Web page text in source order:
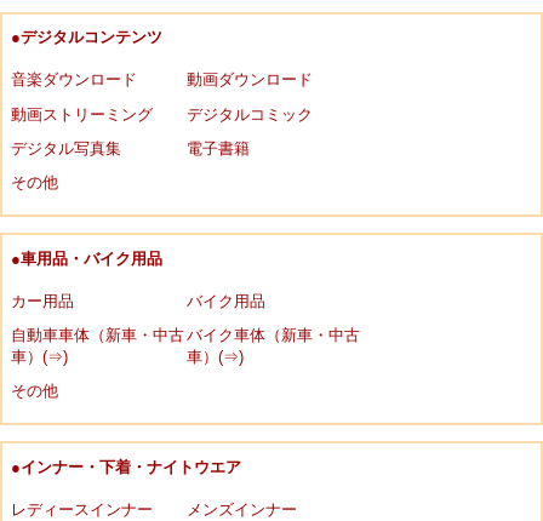
●デジタルコンテンツ
音楽ダウンロード
動画ダウンロード
動画ストリーミング
デジタルコミック
デジタル写真集
電子書籍
その他
●車用品・バイク用品
カー用品
バイク用品
自動車車体（新車・中古
車）(⇒)
バイク車体（新車・中古
車）(⇒)
その他
●インナー・下着・ナイトウエア
レディースインナー
メンズインナー